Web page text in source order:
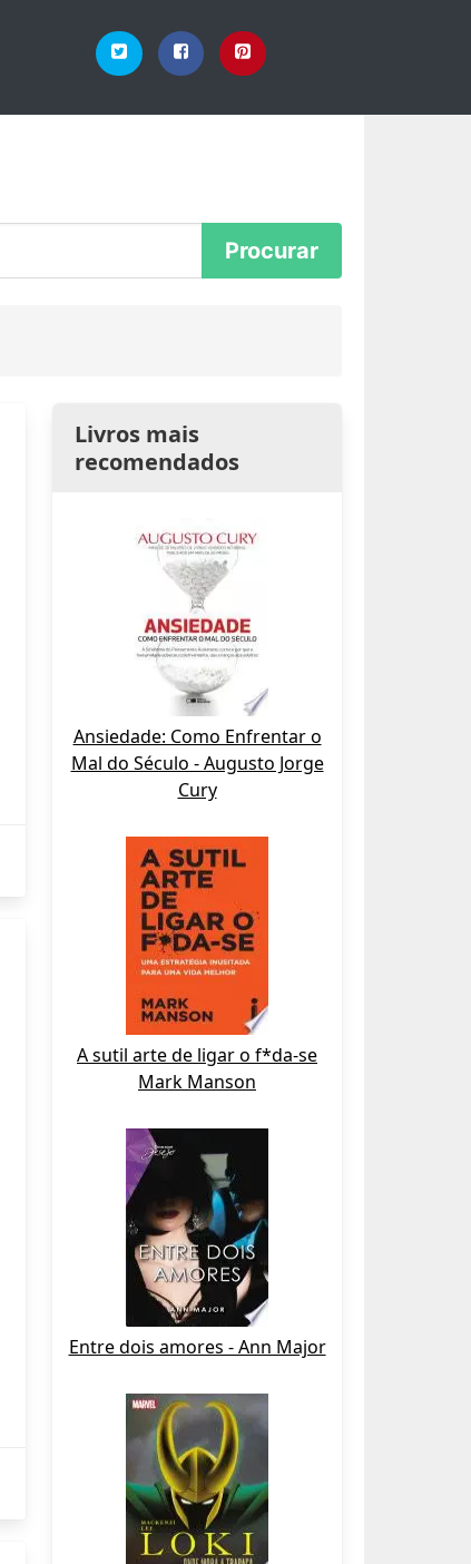
Livros mais
recomendados
Ansiedade: Como Enfrentar o
Mal do Século - Augusto Jorge
Cury
A sutil arte de ligar o f*da-se
Mark Manson
Entre dois amores - Ann Major